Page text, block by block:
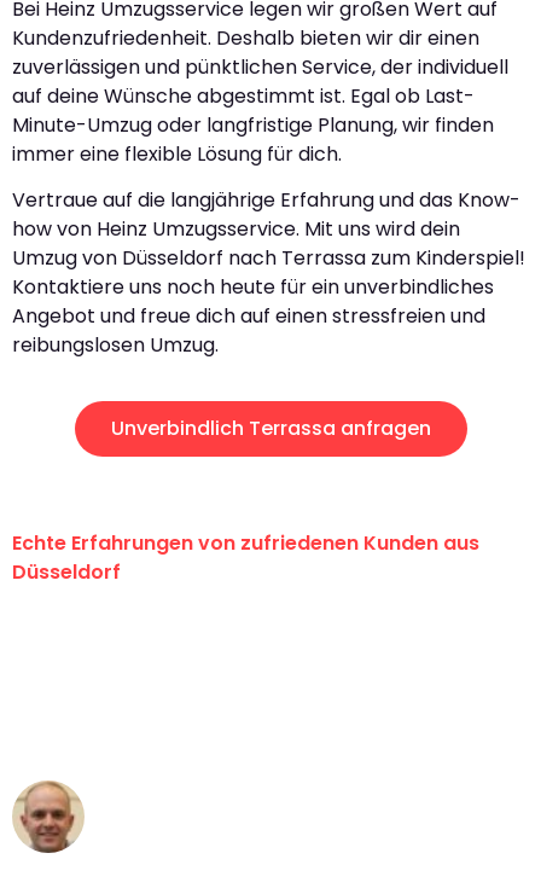
Bei Heinz Umzugsservice legen wir großen Wert auf
Kundenzufriedenheit. Deshalb bieten wir dir einen
zuverlässigen und pünktlichen Service, der individuell
auf deine Wünsche abgestimmt ist. Egal ob Last-
Minute-Umzug oder langfristige Planung, wir finden
immer eine flexible Lösung für dich.
Vertraue auf die langjährige Erfahrung und das Know-
how von Heinz Umzugsservice. Mit uns wird dein
Umzug von Düsseldorf nach Terrassa zum Kinderspiel!
Kontaktiere uns noch heute für ein unverbindliches
Angebot und freue dich auf einen stressfreien und
reibungslosen Umzug.
Unverbindlich Terrassa anfragen
Echte Erfahrungen von zufriedenen Kunden aus
Düsseldorf